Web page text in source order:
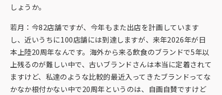
しょうか。
若月：今82店舗ですが、今年もまた出店を計画しています
し、近いうちに100店舗には到達しますが、来年2026年が日
本上陸20周年なんです。海外から来る飲食のブランドで5年以
上残るのが難しい中で、古いブランドさんは本当に定着されて
ますけど、私達のような比較的最近入ってきたブランドってな
かなか根付かない中で20周年というのは、自画自賛ですけど